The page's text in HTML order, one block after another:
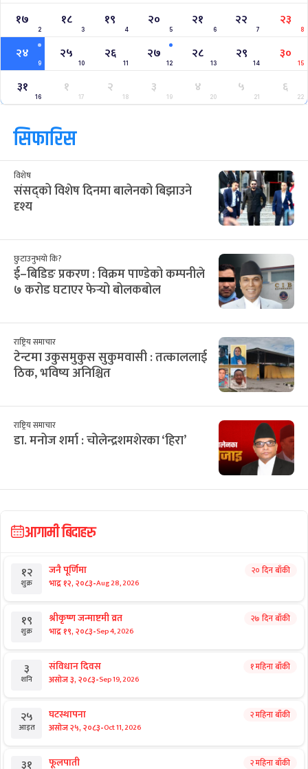
१७
2
१८
3
१९
4
२०
5
२१
6
२२
7
२३
8
२४
9
२५
10
२६
11
२७
12
२८
13
२९
14
३०
15
३१
16
१
17
२
18
३
19
४
20
५
21
६
22
सिफारिस
विशेष
संसद्को विशेष दिनमा बालेनको बिझाउने
दृश्य
छुटाउनुभयो कि?
ई–बिडिङ प्रकरण : विक्रम पाण्डेको कम्पनीले
७ करोड घटाएर फेर्‍यो बोलकबोल
राष्ट्रिय समाचार
टेन्टमा उकुसमुकुस सुकुमवासी : तत्काललाई
ठिक, भविष्य अनिश्चित
राष्ट्रिय समाचार
डा. मनोज शर्मा : चोलेन्द्रशमशेरका ‘हिरा’
आगामी बिदाहरु
१२
शुक्र
जनै पूर्णिमा
भाद्र १२, २०८३-Aug 28, 2026
२० दिन बाँकी
१९
शुक्र
श्रीकृष्ण जन्माष्टमी व्रत
भाद्र १९, २०८३-Sep 4, 2026
२७ दिन बाँकी
३
शनि
संविधान दिवस
असोज ३, २०८३-Sep 19, 2026
१ महिना बाँकी
२५
आइत
घटस्थापना
असोज २५, २०८३-Oct 11, 2026
२ महिना बाँकी
फूलपाती २ महिना बाँकी